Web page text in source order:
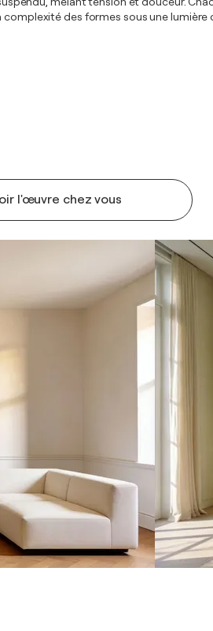
l'œuvre chez vous
des formes sous une